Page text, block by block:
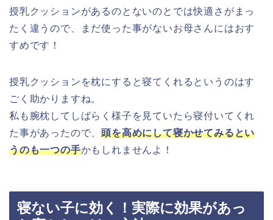
授乳クッションがあるのとないのとでは快適さがまっ
たく違うので、まだ使った事がないお母さんにはおす
すめです！
授乳クッションを枕にすると寝てくれるというのはす
ごく助かりますね。
私も腕枕してしばらく様子を見ていたら寝付いてくれ
た事があったので、頭を高めにして寝かせてみるとい
うのも一つの手かもしれませんよ！
寝ない子に効く！実際に効果があっ